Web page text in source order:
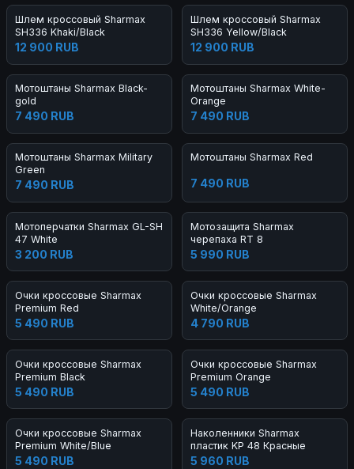
Шлем кроссовый Sharmax
SH336 Khaki/Black
12 900 RUB
Шлем кроссовый Sharmax
SH336 Yellow/Black
12 900 RUB
Мотоштаны Sharmax Black-
gold
7 490 RUB
Мотоштаны Sharmax White-
Orange
7 490 RUB
Мотоштаны Sharmax Military
Green
7 490 RUB
Мотоштаны Sharmax Red
7 490 RUB
Мотоперчатки Sharmax GL-SH
47 White
3 200 RUB
Мотозащита Sharmax
черепаха RT 8
5 990 RUB
Очки кроссовые Sharmax
Premium Red
5 490 RUB
Очки кроссовые Sharmax
White/Orange
4 790 RUB
Очки кроссовые Sharmax
Premium Black
5 490 RUB
Очки кроссовые Sharmax
Premium Orange
5 490 RUB
Очки кроссовые Sharmax
Premium White/Blue
5 490 RUB
Наколенники Sharmax
пластик KP 48 Красные
5 960 RUB